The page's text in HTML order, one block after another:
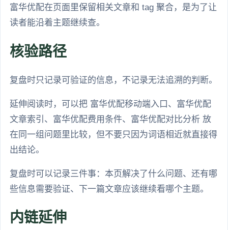
富华优配在页面里保留相关文章和 tag 聚合，是为了让
读者能沿着主题继续查。
核验路径
复盘时只记录可验证的信息，不记录无法追溯的判断。
延伸阅读时，可以把 富华优配移动端入口、富华优配
文章索引、富华优配费用条件、富华优配对比分析 放
在同一组问题里比较，但不要只因为词语相近就直接得
出结论。
复盘时可以记录三件事：本页解决了什么问题、还有哪
些信息需要验证、下一篇文章应该继续看哪个主题。
内链延伸